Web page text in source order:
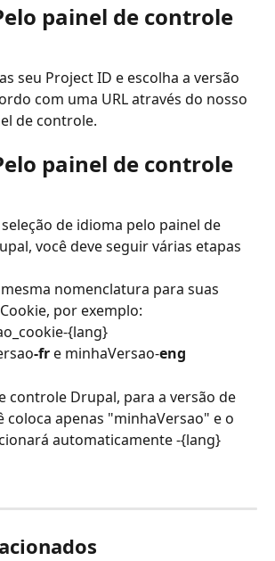
painel de controle
seu Project ID e escolha a versão
com uma URL através do nosso
de controle.
painel de controle
de idioma pelo painel de
você deve seguir várias etapas
nomenclatura para suas
por exemplo:
{lang}
-fr e minhaVersao-eng
controle Drupal, para a versão de
coloca apenas "minhaVersao" e o
automaticamente -{lang}